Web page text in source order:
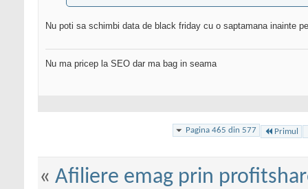
Nu poti sa schimbi data de black friday cu o saptamana inainte
Nu ma pricep la SEO dar ma bag in seama
Pagina 465 din 577 Primul
« Afiliere emag prin